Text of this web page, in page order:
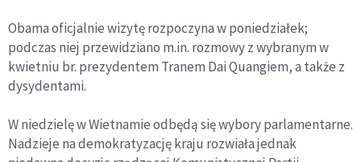
Obama oficjalnie wizytę rozpoczyna w poniedziałek;
podczas niej przewidziano m.in. rozmowy z wybranym w
kwietniu br. prezydentem Tranem Dai Quangiem, a także z
dysydentami.
W niedzielę w Wietnamie odbędą się wybory parlamentarne.
Nadzieje na demokratyzację kraju rozwiała jednak